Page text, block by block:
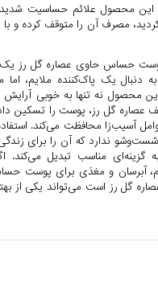
این محصول علائم حساسیت
مصرف آن را متوقف کرده
پوست حساس حاوی عصاره گل رز
دنبال یک پاک‌کننده ملایم،
محصول نه تنها به خوبی آرایش
عصاره گل رز، پوست را تسکین
آسیب‌زا محافظت می‌کند.
ندارد که آن را برای زندگی
گزینه‌ای مناسب تبدیل می‌کند.
آبرسان و مغذی برای پوست
گل رز است می‌تواند یکی از